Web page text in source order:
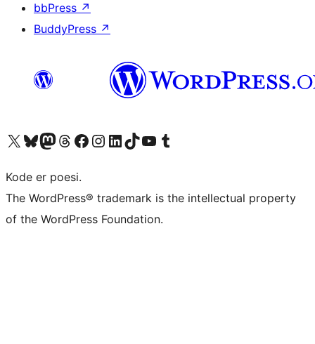
bbPress ↗
BuddyPress ↗
Besøk vår konto på X Visit our Bluesky account
Besøk vår Mastodon-konto
Visit our Threads account
Besøk vår Facebook-sideBesøk vår Instagram-konto
Besøk vår LinkedIn-konto
Visit our TikTok account
Visit our YouTube channel
Visit our Tumblr account
Kode er poesi.
The WordPress® trademark is the intellectual property
of the WordPress Foundation.